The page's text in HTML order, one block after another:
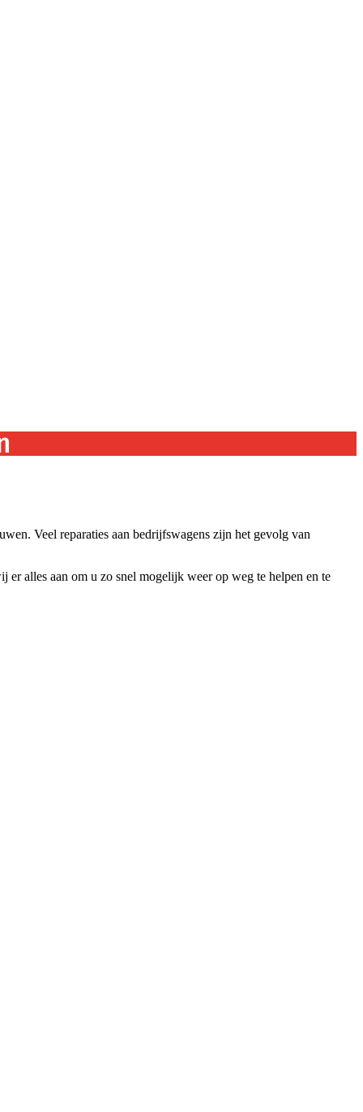
Veel reparaties aan bedrijfswagens zijn het gevolg van
alles aan om u zo snel mogelijk weer op weg te helpen en te